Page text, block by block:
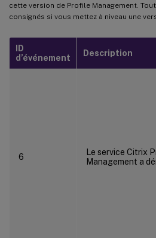
cette version de Profile Management.
consignés si vous mettez à niveau une
ID
d’événement
Description
6
Le service Citrix
Management a